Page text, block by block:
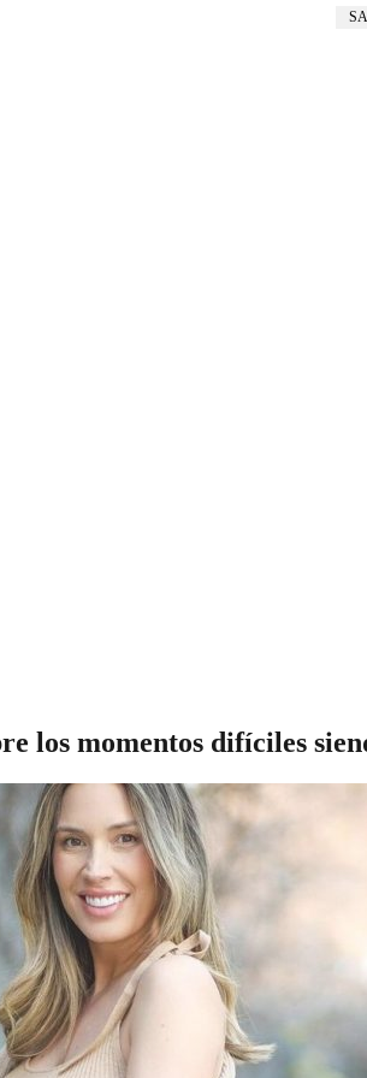
los momentos difíciles